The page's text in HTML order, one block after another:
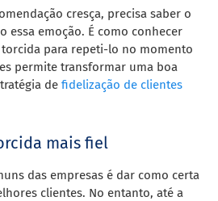
cresça, precisa saber o
essa emoção. É como conhecer
para repeti-lo no momento
permite transformar uma boa
defidelização de clientes
mais fiel
das empresas é dar como certa
clientes. No entanto, até a